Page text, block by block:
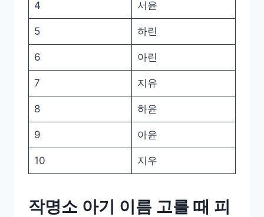
4 서윤
5 하린
6 아린
7 지유
8 하윤
9 아윤
10 지우
작명소 아기 이름 고를 때 피